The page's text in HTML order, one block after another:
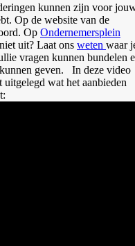
kunnen zijn voor
Op de website van de
Op Ondernemersplein
uit? Laat ons weten waar
vragen kunnen bundelen
geven. In deze video
wat het aanbieden